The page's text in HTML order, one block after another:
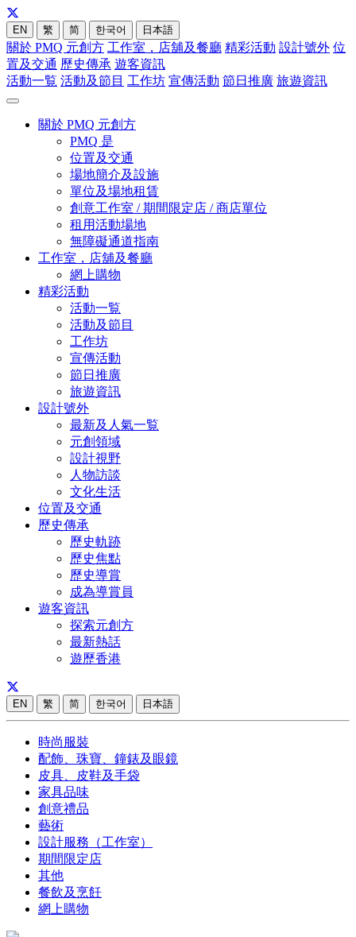
EN 繁 简 한국어 日本語
關於 PMQ 元創方 工作室，店舖及餐廳 精彩活動 設計號外 位
置及交通 歷史傳承 遊客資訊
活動一覧 活動及節目 工作坊 宣傳活動 節日推廣 旅遊資訊
關於 PMQ 元創方
PMQ 是
位置及交通
場地簡介及設施
單位及場地租賃
創意工作室 / 期間限定店 / 商店單位
租用活動場地
無障礙通道指南
工作室，店舖及餐廳
網上購物
精彩活動
活動一覧
活動及節目
工作坊
宣傳活動
節日推廣
旅遊資訊
設計號外
最新及人氣一覧
元創領域
設計視野
人物訪談
文化生活
位置及交通
歷史傳承
歷史軌跡
歷史焦點
歷史導賞
成為導賞員
遊客資訊
探索元創方
最新熱話
遊歷香港
EN 繁 简 한국어 日本語
時尚服裝
配飾、珠寶、鐘錶及眼鏡
皮具、皮鞋及手袋
家具品味
創意禮品
藝術
設計服務（工作室）
期間限定店
其他
餐飲及烹飪
網上購物